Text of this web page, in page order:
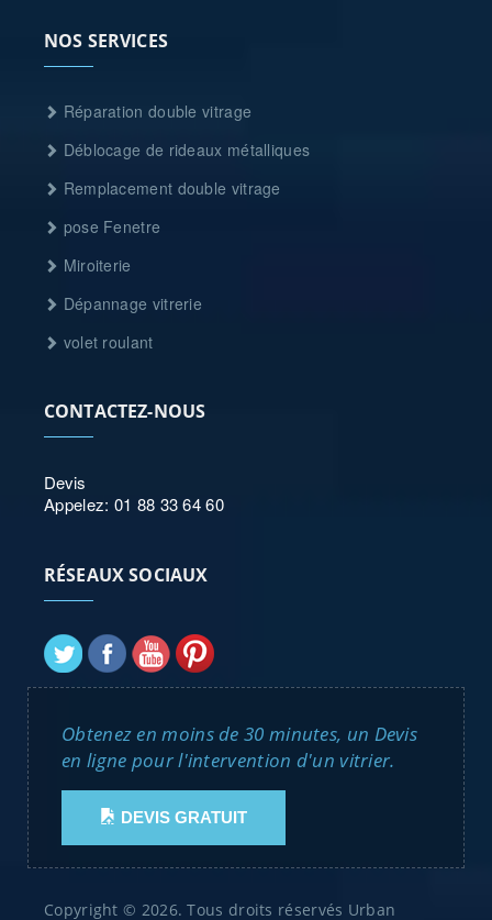
NOS SERVICES
Réparation double vitrage
Déblocage de rideaux métalliques
Remplacement double vitrage
pose Fenetre
Miroiterie
Dépannage vitrerie
volet roulant
CONTACTEZ-NOUS
Devis
Appelez: 01 88 33 64 60
RÉSEAUX SOCIAUX
Obtenez en moins de 30 minutes, un Devis
en ligne pour l'intervention d'un vitrier.
DEVIS GRATUIT
Copyright © 2026. Tous droits réservés Urban